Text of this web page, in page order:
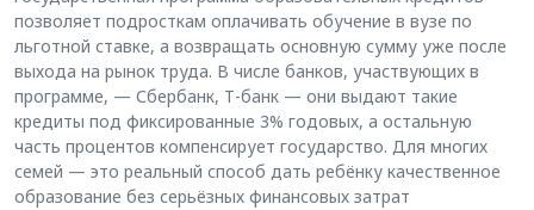
позволяет подросткам оплачивать обучение в вузе по
льготной ставке, а возвращать основную сумму уже после
выхода на рынок труда. В числе банков, участвующих в
программе, — Сбербанк, Т-банк — они выдают такие
кредиты под фиксированные 3% годовых, а остальную
часть процентов компенсирует государство. Для многих
семей — это реальный способ дать ребёнку качественное
образование без серьёзных финансовых затрат